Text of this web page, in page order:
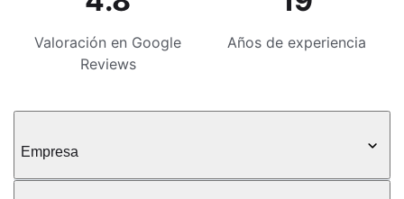
Valoración en Google
Reviews
Años de experiencia
Empresa